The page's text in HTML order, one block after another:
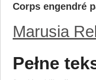
Corps engendré
Marusia
Pełne